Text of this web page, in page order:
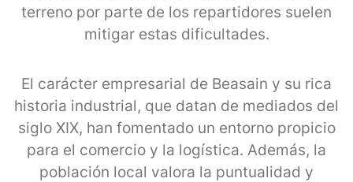
terreno por parte de los repartidores suelen
mitigar estas dificultades.
El carácter empresarial de Beasain y su rica
historia industrial, que datan de mediados del
siglo XIX, han fomentado un entorno propicio
para el comercio y la logística. Además, la
población local valora la puntualidad y